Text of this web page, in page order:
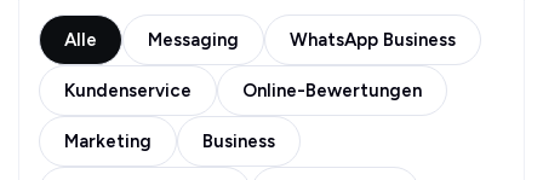
Alle Messaging WhatsApp Business
Kundenservice Online-Bewertungen
Marketing Business